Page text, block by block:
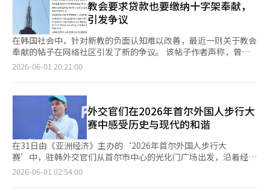
了以往依赖部分工作组长进行翻译的局限性。 使用方式也与现场
运营流程相匹配。现场负责人开设翻译频道后，劳工们可以在早晨
查岗和TBM等安全会议上，通过个人智能手机实时查看翻译内
容。管理者则可以通过专用屏幕管理使用情况和建筑术语库。 作
为国土交通部主办的智能建筑联盟的主席单位，大宇建设还在推动
AI和数据驱动的智能建筑技术的扩展。自主开发的AI合同文件分析
景观设计等建筑行业数字化转型技术，已在现场和各项工作中得到
仅是语言翻译，更是为了确保现场劳工的安全和提升施工质量的沟
通基础。”并表示：“作为智能建筑联盟的主席单位，我们将积极
扩大各种智能安全技术在现场的应用，推动数字化安全建筑生态系
统的发展。”※ 本报道经人工智能（AI）系统翻译与编辑。
局的北川健介表示：“从1965年到2005年，通过削山填海的方
式，努力扩展港口物流的海上功能。” 1960年代至1980年代被认
为是港口物流集装箱化的集中时期。在1963年之前，小型船只负
责物流运输，但随着集装箱船的引入，港口物流的海上转移得以实
现。原有的港口物流区域也开始自然转变为城市功能。 自1970年
起，神户港开发了“梅里肯公园海滨”，增加了娱乐功能，吸引了
大量游客。此外，曾是国营铁路的集装箱基地的区域经过再开发，
再开发在1995年经历了一次重大考验，因发生了阪神·淡路大地
震。虽然港口设施在两年内恢复，但在恢复过程中产生了巨额债
务，导致神户市的财政状况恶化，港口再开发项目不得不被推迟。
经过20多年的债务偿还，至2011年完成，再开发工作也逐渐加
速。北川介绍说：“您现在所在的地方是地狮竞技场大楼，里面有
博物馆、水族馆、美食广场和住宅等。”他还提到：“对面是地狮
竞技场神户，是一座可容纳1万人的下一代大型竞技场，由民间企
业投资运营。” 提到神户港，首先想到的便是“神户港塔”，这
教会要求贷款也要缴纳十字架奉献，
引发争议
在韩国社会中，针对新教的负面认知难以改善，最近一则关于教会
奉献的帖子在网络社区引发了新的争议。 该帖子作者声称，曾经
为建房而申请的贷款也被教会要求缴纳十字架奉献。他表示：“牧
张。 根据作者的说法，当时家人反驳道：“贷款是负债，为什么
要缴纳奉献？”但奉献已经被执行。他表示：“我并不是否定奉献
本身，而是无法理解牧师将贷款视为奉献的思维方式。” 另一位
作者分享了他的经历。他在大学时，教会的牧师夫人不断鼓励他捐
赠建筑奉献，尽管经济困难，他仍将部分打工收入作为奉献。他回
忆道：“每次礼拜时都会发放建筑奉献信封，并设定目标金额。当
时是出于信仰，但现在回想起来却觉得是种压力。” 特别是该帖
子中提到：“最终那位牧师因公款挪用和奢侈问题卷入争议”，在
2026-06-01 20:21:00
外交官们在2026年首尔外国人步行大
赛中感受历史与现代的和谐
在31日由《亚洲经济》主办的‘2026年首尔外国人步行大
赛’中，驻韩外交官们从首尔市中心的光化门广场出发，沿着经过
景福宫和昌庆宫再到曹溪寺的路线行走，深深被历史与现代交织的
2026-06-01 02:54:00